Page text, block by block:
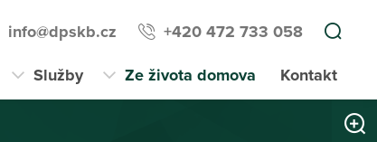
info@dpskb.cz +420 472 733 058
Služby Ze života domova Kontakt